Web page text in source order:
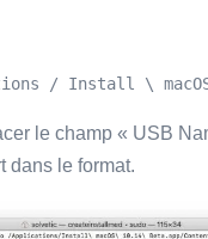
/ Install \ macOS
le champ « USB
dans le format.